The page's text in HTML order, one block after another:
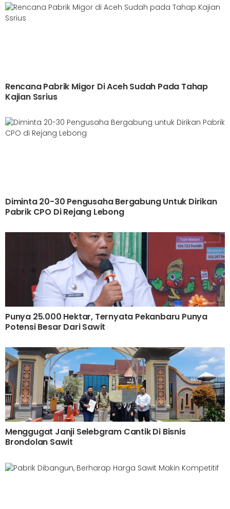
Rencana Pabrik Migor Di Aceh Sudah Pada Tahap
Kajian Ssrius
Diminta 20-30 Pengusaha Bergabung Untuk Dirikan
Pabrik CPO Di Rejang Lebong
Punya 25.000 Hektar, Ternyata Pekanbaru Punya
Potensi Besar Dari Sawit
Menggugat Janji Selebgram Cantik Di Bisnis
Brondolan Sawit